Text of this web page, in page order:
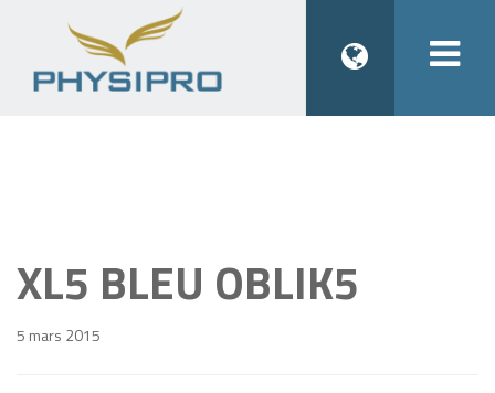
XL5 BLEU OBLIK5
5 mars 2015